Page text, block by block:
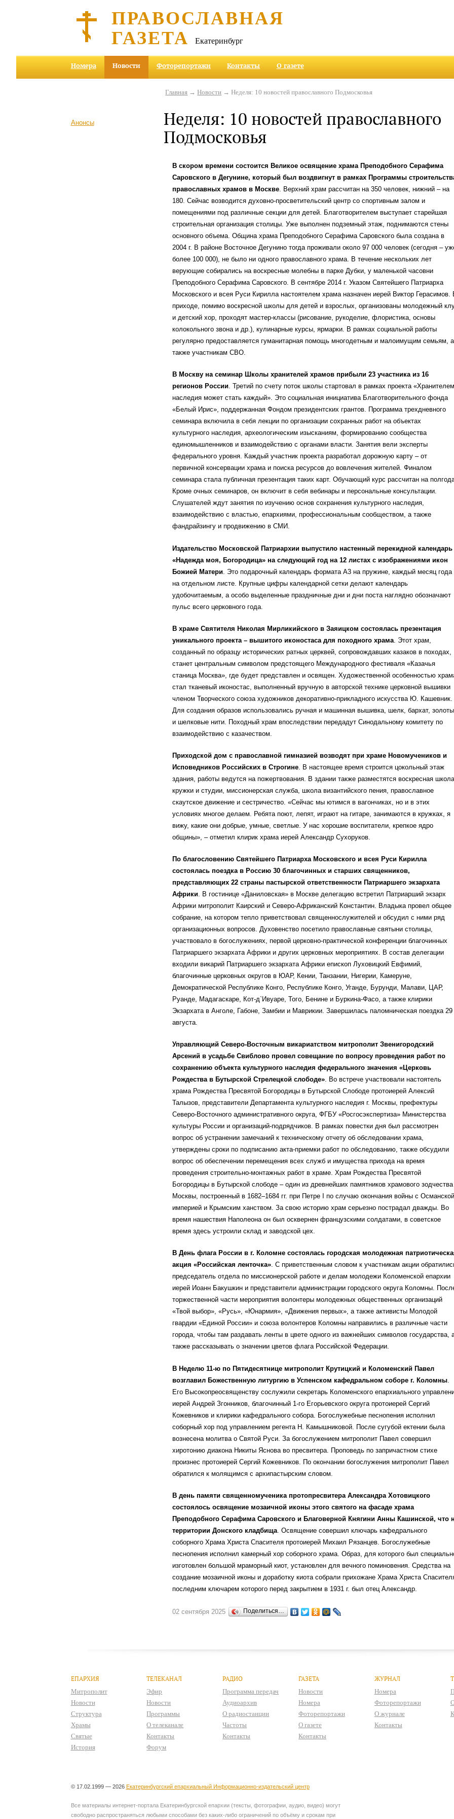
ПРАВОСЛАВНАЯ
ГАЗЕТА Екатеринбург
Номера Новости Фоторепортажи Контакты О газете
Анонсы
Главная →Новости → Неделя: 10 новостей православного Подмосковья
Неделя: 10 новостей православного
Подмосковья
В скором времени состоится Великое освящение храма Преподобного Серафима
Саровского в Дегунине, который был воздвигнут в рамках Программы
православных храмов в Москве. Верхний храм рассчитан на 350 человек, нижний – на
180. Сейчас возводится духовно-просветительский центр со спортивным залом и
помещениями под различные секции для детей. Благотворителем выступает старейшая
строительная организация столицы. Уже выполнен подземный этаж, поднимаются стены
основного объема. Община храма Преподобного Серафима Саровского была создана в
2004 г. В районе Восточное Дегунино тогда проживали около 97 000 человек (сегодня –
более 100 000), не было ни одного православного храма. В течение нескольких лет
верующие собирались на воскресные молебны в парке Дубки, у маленькой часовни
Преподобного Серафима Саровского. В сентябре 2014 г. Указом Святейшего Патриарха
Московского и всея Руси Кирилла настоятелем храма назначен иерей Виктор Герасимов.
приходе, помимо воскресной школы для детей и взрослых, организованы молодежный
и детский хор, проходят мастер-классы (рисование, рукоделие, флористика, основы
колокольного звона и др.), кулинарные курсы, ярмарки. В рамках социальной работы
регулярно предоставляется гуманитарная помощь многодетным и малоимущим семьям, а
также участникам СВО.
В Москву на семинар Школы хранителей храмов прибыли 23 участника из 16
регионов России. Третий по счету поток школы стартовал в рамках проекта «Хранителем
наследия может стать каждый». Это социальная инициатива Благотворительного фонда
«Белый Ирис», поддержанная Фондом президентских грантов. Программа трехдневного
семинара включила в себя лекции по организации сохранных работ на объектах
культурного наследия, археологическим изысканиям, формированию сообщества
единомышленников и взаимодействию с органами власти. Занятия вели эксперты
федерального уровня. Каждый участник проекта разработал дорожную карту – от
первичной консервации храма и поиска ресурсов до вовлечения жителей. Финалом
семинара стала публичная презентация таких карт. Обучающий курс рассчитан на
Кроме очных семинаров, он включит в себя вебинары и персональные консультации.
Слушателей ждут занятия по изучению основ сохранения культурного наследия,
взаимодействию с властью, епархиями, профессиональным сообществом, а также
фандрайзингу и продвижению в СМИ.
Издательство Московской Патриархии выпустило настенный перекидной календарь
«Надежда моя, Богородица» на следующий год на 12 листах с изображениями икон
Божией Матери. Это подарочный календарь формата А3 на пружине, каждый месяц года
на отдельном листе. Крупные цифры календарной сетки делают календарь
удобочитаемым, а особо выделенные праздничные дни и дни поста наглядно обозначают
пульс всего церковного года.
В храме Святителя Николая Мирликийского в Заяицком состоялась презентация
уникального проекта – вышитого иконостаса для походного храма. Этот храм,
созданный по образцу исторических ратных церквей, сопровождавших казаков в походах,
станет центральным символом предстоящего Международного фестиваля «Казачья
станица Москва», где будет представлен и освящен. Художественной особенностью
стал тканевый иконостас, выполненный вручную в авторской технике церковной вышивки
членом Творческого союза художников декоративно-прикладного искусства Ю. Кашевник.
Для создания образов использовались ручная и машинная вышивка, шелк, бархат,
и шелковые нити. Походный храм впоследствии передадут Синодальному комитету по
взаимодействию с казачеством.
Приходской дом с православной гимназией возводят при храме Новомучеников и
Исповедников Российских в Строгине. В настоящее время строится цокольный этаж
здания, работы ведутся на пожертвования. В здании также разместятся воскресная школа,
кружки и студии, миссионерская служба, школа византийского пения, православное
скаутское движение и сестричество. «Сейчас мы ютимся в вагончиках, но и в этих
условиях многое делаем. Ребята поют, лепят, играют на гитаре, занимаются в кружках, я
вижу, какие они добрые, умные, светлые. У нас хорошие воспитатели, крепкое ядро
общины», – отметил клирик храма иерей Александр Сухоруков.
По благословению Святейшего Патриарха Московского и всея Руси Кирилла
состоялась поездка в Россию 30 благочинных и старших священников,
представляющих 22 страны пастырской ответственности Патриаршего экзархата
Африки. В гостинице «Даниловская» в Москве делегацию встретил Патриарший экзарх
Африки митрополит Каирский и Северо-Африканский Константин. Владыка провел общее
собрание, на котором тепло приветствовал священнослужителей и обсудил с ними ряд
организационных вопросов. Духовенство посетило православные святыни столицы,
участвовало в богослужениях, первой церковно-практической конференции благочинных
Патриаршего экзархата Африки и других церковных мероприятиях. В состав делегации
входили викарий Патриаршего экзархата Африки епископ Луховицкий Евфимий,
благочинные церковных округов в ЮАР, Кении, Танзании, Нигерии, Камеруне,
Демократической Республике Конго, Республике Конго, Уганде, Бурунди, Малави, ЦАР,
Руанде, Мадагаскаре, Кот-д`Ивуаре, Того, Бенине и Буркина-Фасо, а также клирики
Экзархата в Анголе, Габоне, Замбии и Маврикии. Завершилась паломническая поездка 29
августа.
Управляющий Северо-Восточным викариатством митрополит Звенигородский
Арсений в усадьбе Свиблово провел совещание по вопросу проведения работ по
сохранению объекта культурного наследия федерального значения «Церковь
Рождества в Бутырской Стрелецкой слободе». Во встрече участвовали настоятель
храма Рождества Пресвятой Богородицы в Бутырской Слободе протоиерей Алексий
Талызов, представители Департамента культурного наследия г. Москвы, префектуры
Северо-Восточного административного округа, ФГБУ «Росгосэкспертиза» Министерства
культуры России и организаций-подрядчиков. В рамках повестки дня был рассмотрен
вопрос об устранении замечаний к техническому отчету об обследовании храма,
утверждены сроки по подписанию акта-приемки работ по обследованию, также обсудили
вопрос об обеспечении перемещения всех служб и имущества прихода на время
проведения строительно-монтажных работ в храме. Храм Рождества Пресвятой
Богородицы в Бутырской слободе – один из древнейших памятников храмового зодчества
Москвы, построенный в 1682–1684 гг. при Петре I по случаю окончания войны с Османской
империей и Крымским ханством. За свою историю храм серьезно пострадал дважды. Во
время нашествия Наполеона он был осквернен французскими солдатами, в советское
время здесь устроили склад и заводской цех.
В День флага России в г. Коломне состоялась городская молодежная
акция «Российская ленточка». С приветственным словом к участникам акции
председатель отдела по миссионерской работе и делам молодежи Коломенской епархии
иерей Иоанн Бакушкин и представители администрации городского округа Коломны.
торжественной части мероприятия волонтеры молодежных общественных организаций
«Твой выбор», «Русь», «Юнармия», «Движения первых», а также активисты Молодой
гвардии «Единой России» и союза волонтеров Коломны направились в различные части
города, чтобы там раздавать ленты в цвете одного из важнейших символов государства,
также рассказывать о значении цветов флага Российской Федерации.
В Неделю 11-ю по Пятидесятнице митрополит Крутицкий и Коломенский Павел
возглавил Божественную литургию в Успенском кафедральном соборе г. Коломны.
Его Высокопреосвященству сослужили секретарь Коломенского епархиального
иерей Андрей Згонников, благочинный 1-го Егорьевского округа протоиерей Сергий
Кожевников и клирики кафедрального собора. Богослужебные песнопения исполнил
соборный хор под управлением регента Н. Камышниковой. После сугубой ектении была
вознесена молитва о Святой Руси. За богослужением митрополит Павел совершил
хиротонию диакона Никиты Яснова во пресвитера. Проповедь по запричастном стихе
произнес протоиерей Сергий Кожевников. По окончании богослужения митрополит Павел
обратился к молящимся с архипастырским словом.
В день памяти священномученика протопресвитера Александра Хотовицкого
состоялось освящение мозаичной иконы этого святого на фасаде храма
Преподобного Серафима Саровского и Благоверной Княгини Анны Кашинской, что
территории Донского кладбища. Освящение совершил ключарь кафедрального
соборного Храма Христа Спасителя протоиерей Михаил Рязанцев. Богослужебные
песнопения исполнил камерный хор соборного храма. Образ, для которого был
изготовлен большой мраморный киот, установлен для вечного поминовения. Средства на
создание мозаичной иконы и доработку киота собрали прихожане Храма Христа
последним ключарем которого перед закрытием в 1931 г. был отец Александр.
02 сентября 2025 Поделиться…
ЕПАРХИЯ
Митрополит
Новости
Структура
Храмы
Святые
История
ТЕЛЕКАНАЛ
Эфир
Новости
Программы
О телеканале
Контакты
Форум
РАДИО
Программа передач
Аудиоархив
О радиостанции
Частоты
Контакты
ГАЗЕТА
Новости
Номера
Фоторепортажи
О газете
Контакты
ЖУРНАЛ
Номера
Фоторепортажи
О журнале
Контакты
© 17.02.1999 — 2026 Екатеринбургский епархиальный Информационно-издательский центр
Все материалы интернет-портала Екатеринбургской епархии (тексты, фотографии, аудио, видео) могут
свободно распространяться любыми способами без каких-либо ограничений по объёму и срокам при